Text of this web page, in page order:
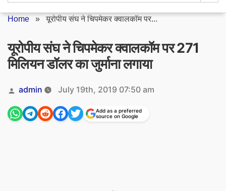
Home »यूरोपीय संघ ने चिपमेकर क्वालकॉम पर...
यूरोपीय संघ ने चिपमेकर क्वालकॉम पर 271
मिलियन डॉलर का जुर्माना लगाया
Posted
by
admin July 19th, 2019 07:50 am
Add as a preferred
source on Google